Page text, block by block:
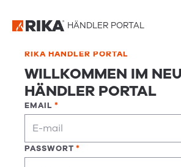
HÄNDLER PORTAL
Schweiz DE
Suisse FR
wechseln Sie bitte zur
Ticketübersicht
RIKA HÄNDLER PORTAL
WILLKOMMEN IM
HÄNDLER PORTAL
EMAIL
PASSWORT